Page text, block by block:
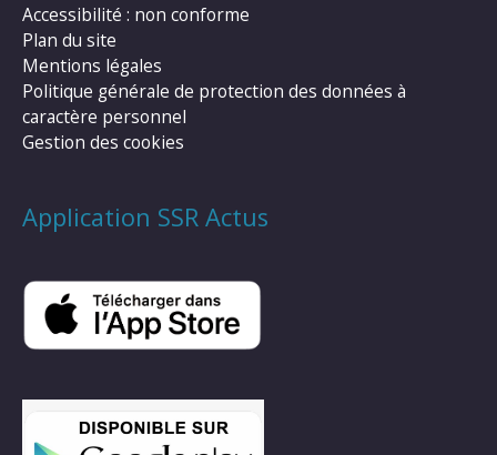
Accessibilité : non conforme
Plan du site
Mentions légales
Politique générale de protection des données à
caractère personnel
Gestion des cookies
Application SSR Actus